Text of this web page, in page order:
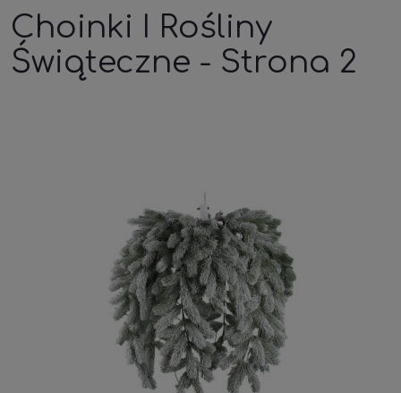
Choinki I Rośliny
Świąteczne - Strona 2